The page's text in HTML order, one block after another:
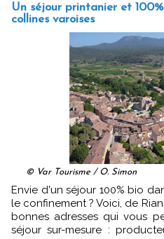
Un séjour printanier et
collines varoises
© Var Tourisme / O. Simon
Envie d'un séjour 100% bio dans le Var au printemps après
le confinement ? Voici, de
bonnes adresses qui vous
séjour sur-mesure :